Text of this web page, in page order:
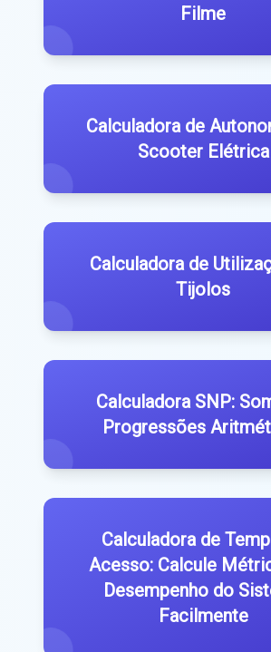
Filme
Calculadora de
Scooter Elétrica
Calculadora de
Tijolos
Calculadora SNP:
Progressões
Calculadora de
Acesso: Calcule
Desempenho do
Facilmente